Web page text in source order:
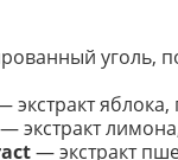
уголь,
экстракт
— экстракт
— экстракт